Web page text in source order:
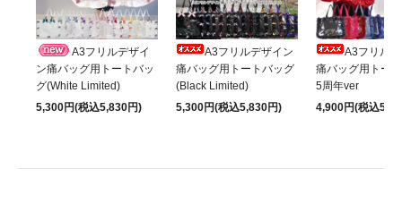
A3フリルデザイ
ン痛バッグ用トートバッ
グ(White Limited)
5,300円(税込5,830円)
A3フリルデザイン
痛バッグ用トートバッグ
(Black Limited)
5,300円(税込5,830円)
A3フリル
痛バッグ用トー
5周年ver
4,900円(税込